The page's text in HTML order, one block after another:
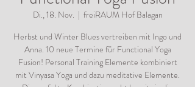
Di., 18. Nov.
  |
freiRAUM Hof Balagan
Herbst und Winter Blues vertreiben mit Ingo und
Anna. 10 neue Termine für Functional Yoga
Fusion! Personal Training Elemente kombiniert
mit Vinyasa Yoga und dazu meditative Elemente.